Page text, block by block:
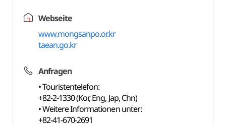
Webseite
www.mongsanpo.or.kr
taean.go.kr
Anfragen
• Touristentelefon:
+82-2-1330 (Kor, Eng, Jap, Chn)
• Weitere Informationen unter:
+82-41-670-2691